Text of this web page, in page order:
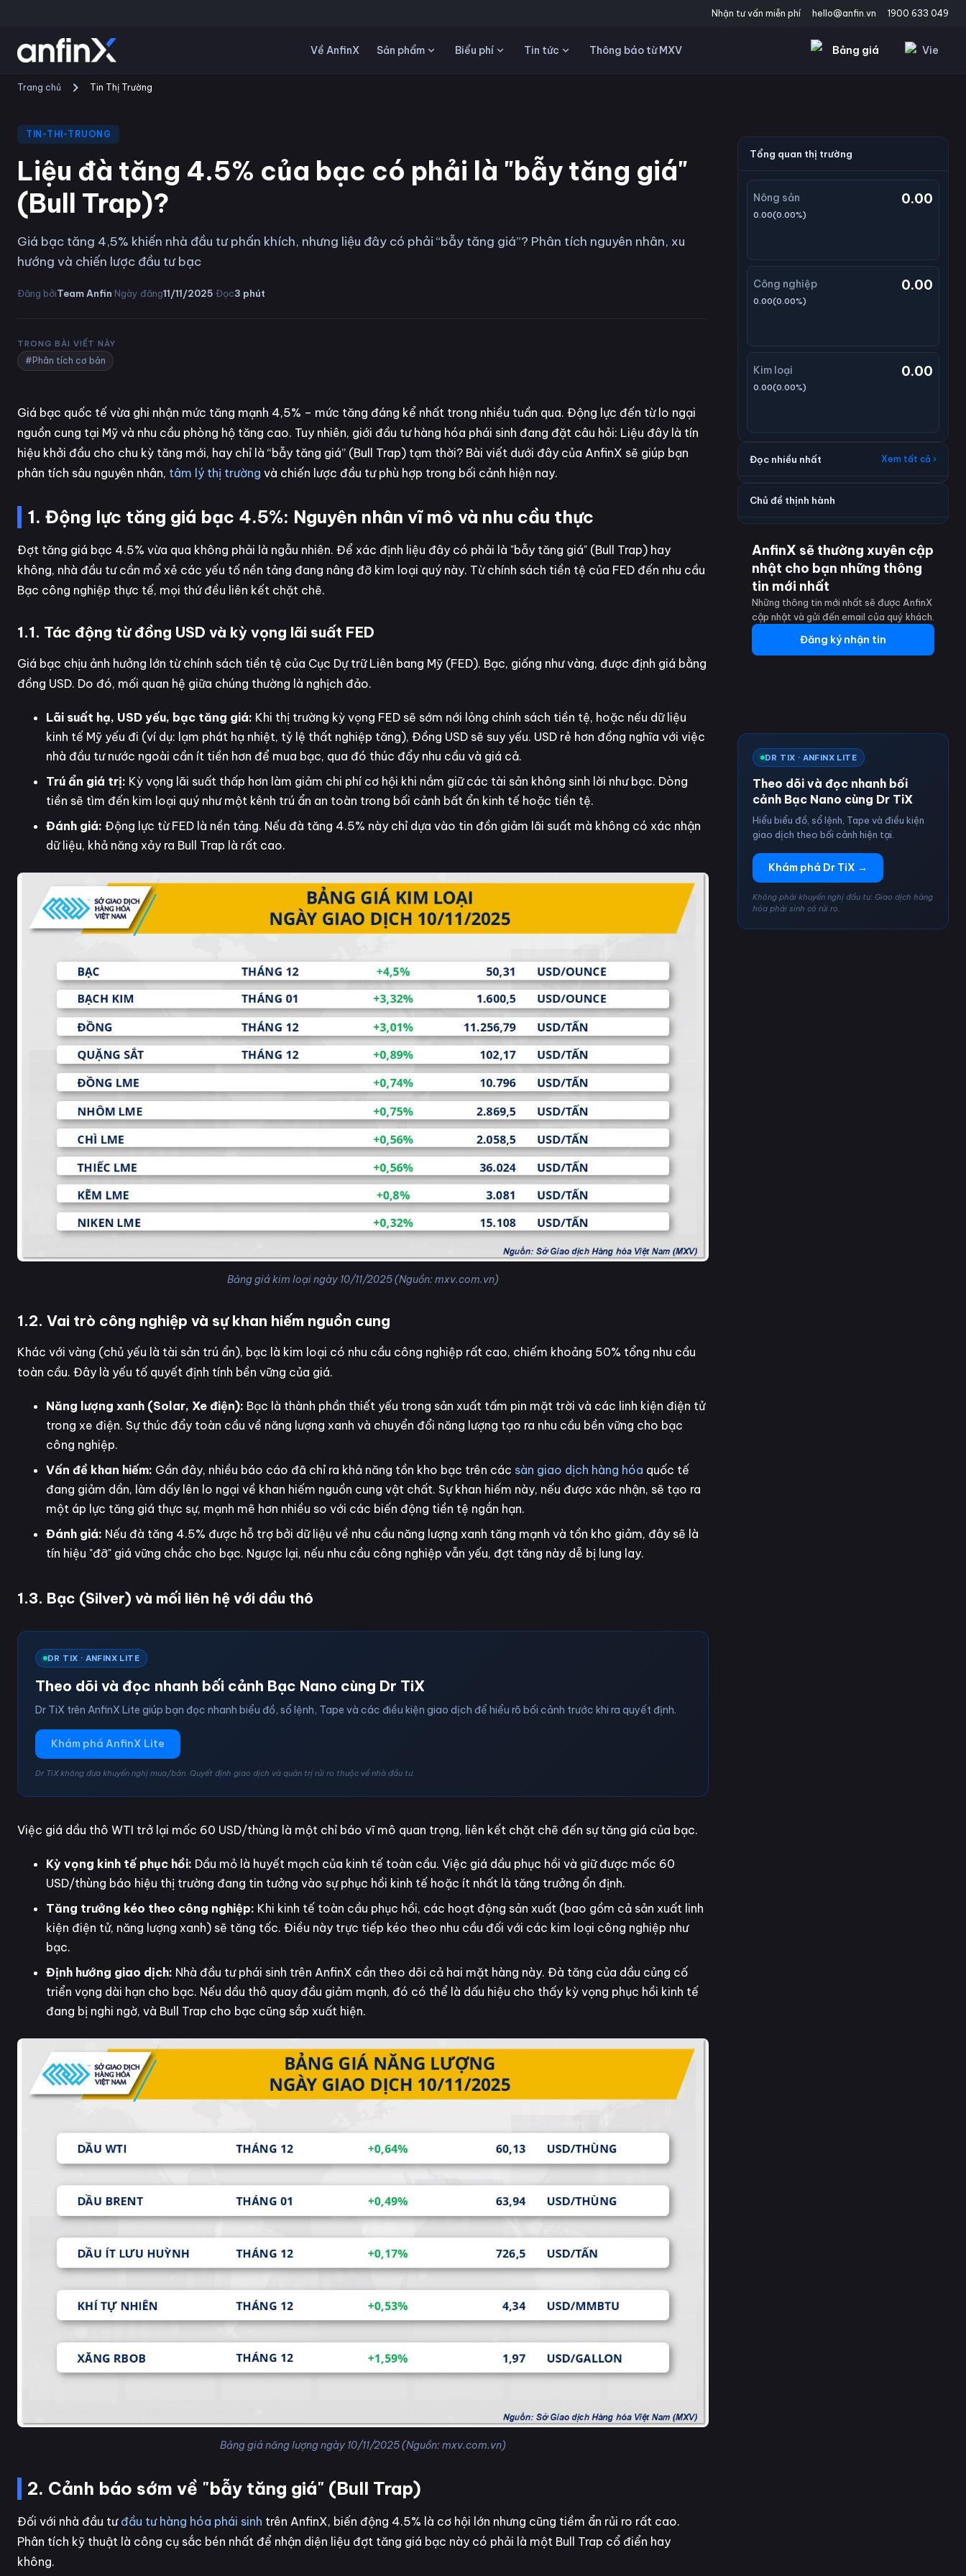
Nhận tư vấn miễn phí hello@anfin.vn 1900 633 049
Về AnfinX Sản phẩm Biểu phí Tin tức Thông báo từ MXV Bảng giá Vie
Trang chủ Tin Thị Trường
TIN-THI-TRUONG
Liệu đà tăng 4.5% của bạc có phải là "bẫy tăng giá"
(Bull Trap)?
Giá bạc tăng 4,5% khiến nhà đầu tư phấn khích, nhưng liệu đây có phải “bẫy tăng giá”? Phân tích nguyên nhân, xu
hướng và chiến lược đầu tư bạc
Đăng bởiTeam Anfin·Ngày đăng11/11/2025·Đọc3 phút
TRONG BÀI VIẾT NÀY
#Phân tích cơ bản
Giá bạc quốc tế vừa ghi nhận mức tăng mạnh 4,5% – mức tăng đáng kể nhất trong nhiều tuần qua. Động lực đến từ lo ngại
nguồn cung tại Mỹ và nhu cầu phòng hộ tăng cao. Tuy nhiên, giới đầu tư hàng hóa phái sinh đang đặt câu hỏi: Liệu đây là tín
hiệu khởi đầu cho chu kỳ tăng mới, hay chỉ là “bẫy tăng giá” (Bull Trap) tạm thời? Bài viết dưới đây của AnfinX sẽ giúp bạn
phân tích sâu nguyên nhân, tâm lý thị trường và chiến lược đầu tư phù hợp trong bối cảnh hiện nay.
1. Động lực tăng giá bạc 4.5%: Nguyên nhân vĩ mô và nhu cầu thực
Đợt tăng giá bạc 4.5% vừa qua không phải là ngẫu nhiên. Để xác định liệu đây có phải là "bẫy tăng giá" (Bull Trap) hay
không, nhà đầu tư cần mổ xẻ các yếu tố nền tảng đang nâng đỡ kim loại quý này. Từ chính sách tiền tệ của FED đến nhu cầu
Bạc công nghiệp thực tế, mọi thứ đều liên kết chặt chẽ.
1.1. Tác động từ đồng USD và kỳ vọng lãi suất FED
Giá bạc chịu ảnh hưởng lớn từ chính sách tiền tệ của Cục Dự trữ Liên bang Mỹ (FED). Bạc, giống như vàng, được định giá bằng
đồng USD. Do đó, mối quan hệ giữa chúng thường là nghịch đảo.
Lãi suất hạ, USD yếu, bạc tăng giá: Khi thị trường kỳ vọng FED sẽ sớm nới lỏng chính sách tiền tệ, hoặc nếu dữ liệu
kinh tế Mỹ yếu đi (ví dụ: lạm phát hạ nhiệt, tỷ lệ thất nghiệp tăng), Đồng USD sẽ suy yếu. USD rẻ hơn đồng nghĩa với việc
nhà đầu tư nước ngoài cần ít tiền hơn để mua bạc, qua đó thúc đẩy nhu cầu và giá cả.
Trú ẩn giá trị: Kỳ vọng lãi suất thấp hơn làm giảm chi phí cơ hội khi nắm giữ các tài sản không sinh lời như bạc. Dòng
tiền sẽ tìm đến kim loại quý như một kênh trú ẩn an toàn trong bối cảnh bất ổn kinh tế hoặc tiền tệ.
Đánh giá: Động lực từ FED là nền tảng. Nếu đà tăng 4.5% này chỉ dựa vào tin đồn giảm lãi suất mà không có xác nhận
dữ liệu, khả năng xảy ra Bull Trap là rất cao.
Bảng giá kim loại ngày 10/11/2025 (Nguồn: mxv.com.vn)
1.2. Vai trò công nghiệp và sự khan hiếm nguồn cung
Khác với vàng (chủ yếu là tài sản trú ẩn), bạc là kim loại có nhu cầu công nghiệp rất cao, chiếm khoảng 50% tổng nhu cầu
toàn cầu. Đây là yếu tố quyết định tính bền vững của giá.
Năng lượng xanh (Solar, Xe điện): Bạc là thành phần thiết yếu trong sản xuất tấm pin mặt trời và các linh kiện điện tử
trong xe điện. Sự thúc đẩy toàn cầu về năng lượng xanh và chuyển đổi năng lượng tạo ra nhu cầu bền vững cho bạc
công nghiệp.
Vấn đề khan hiếm: Gần đây, nhiều báo cáo đã chỉ ra khả năng tồn kho bạc trên các sàn giao dịch hàng hóa quốc tế
đang giảm dần, làm dấy lên lo ngại về khan hiếm nguồn cung vật chất. Sự khan hiếm này, nếu được xác nhận, sẽ tạo ra
một áp lực tăng giá thực sự, mạnh mẽ hơn nhiều so với các biến động tiền tệ ngắn hạn.
Đánh giá: Nếu đà tăng 4.5% được hỗ trợ bởi dữ liệu về nhu cầu năng lượng xanh tăng mạnh và tồn kho giảm, đây sẽ là
tín hiệu "đỡ" giá vững chắc cho bạc. Ngược lại, nếu nhu cầu công nghiệp vẫn yếu, đợt tăng này dễ bị lung lay.
1.3. Bạc (Silver) và mối liên hệ với dầu thô
DR TIX · ANFINX LITE
Theo dõi và đọc nhanh bối cảnh Bạc Nano cùng Dr TiX
Dr TiX trên AnfinX Lite giúp bạn đọc nhanh biểu đồ, sổ lệnh, Tape và các điều kiện giao dịch để hiểu rõ bối cảnh trước khi ra quyết định.
Khám phá AnfinX Lite
Dr TiX không đưa khuyến nghị mua/bán. Quyết định giao dịch và quản trị rủi ro thuộc về nhà đầu tư.
Việc giá dầu thô WTI trở lại mốc 60 USD/thùng là một chỉ báo vĩ mô quan trọng, liên kết chặt chẽ đến sự tăng giá của bạc.
Kỳ vọng kinh tế phục hồi: Dầu mỏ là huyết mạch của kinh tế toàn cầu. Việc giá dầu phục hồi và giữ được mốc 60
USD/thùng báo hiệu thị trường đang tin tưởng vào sự phục hồi kinh tế hoặc ít nhất là tăng trưởng ổn định.
Tăng trưởng kéo theo công nghiệp: Khi kinh tế toàn cầu phục hồi, các hoạt động sản xuất (bao gồm cả sản xuất linh
kiện điện tử, năng lượng xanh) sẽ tăng tốc. Điều này trực tiếp kéo theo nhu cầu đối với các kim loại công nghiệp như
bạc.
Định hướng giao dịch: Nhà đầu tư phái sinh trên AnfinX cần theo dõi cả hai mặt hàng này. Đà tăng của dầu củng cố
triển vọng dài hạn cho bạc. Nếu dầu thô quay đầu giảm mạnh, đó có thể là dấu hiệu cho thấy kỳ vọng phục hồi kinh tế
đang bị nghi ngờ, và Bull Trap cho bạc cũng sắp xuất hiện.
Bảng giá năng lượng ngày 10/11/2025 (Nguồn: mxv.com.vn)
2. Cảnh báo sớm về "bẫy tăng giá" (Bull Trap)
Đối với nhà đầu tư đầu tư hàng hóa phái sinh trên AnfinX, biến động 4.5% là cơ hội lớn nhưng cũng tiềm ẩn rủi ro rất cao.
Phân tích kỹ thuật là công cụ sắc bén nhất để nhận diện liệu đợt tăng giá bạc này có phải là một Bull Trap cổ điển hay
không.
Tổng quan thị trường
Nông sản 0.00
0.00(0.00%)
Công nghiệp 0.00
0.00(0.00%)
Kim loại 0.00
0.00(0.00%)
Đọc nhiều nhất Xem tất cả ›
Chủ đề thịnh hành
AnfinX sẽ thường xuyên cập
nhật cho bạn những thông
tin mới nhất
Những thông tin mới nhất sẽ được AnfinX
cập nhật và gửi đến email của quý khách.
Đăng ký nhận tin
DR TIX · ANFINX LITE
Theo dõi và đọc nhanh bối
cảnh Bạc Nano cùng Dr TiX
Hiểu biểu đồ, sổ lệnh, Tape và điều kiện
giao dịch theo bối cảnh hiện tại.
Khám phá Dr TiX →
Không phải khuyến nghị đầu tư. Giao dịch hàng
hóa phái sinh có rủi ro.